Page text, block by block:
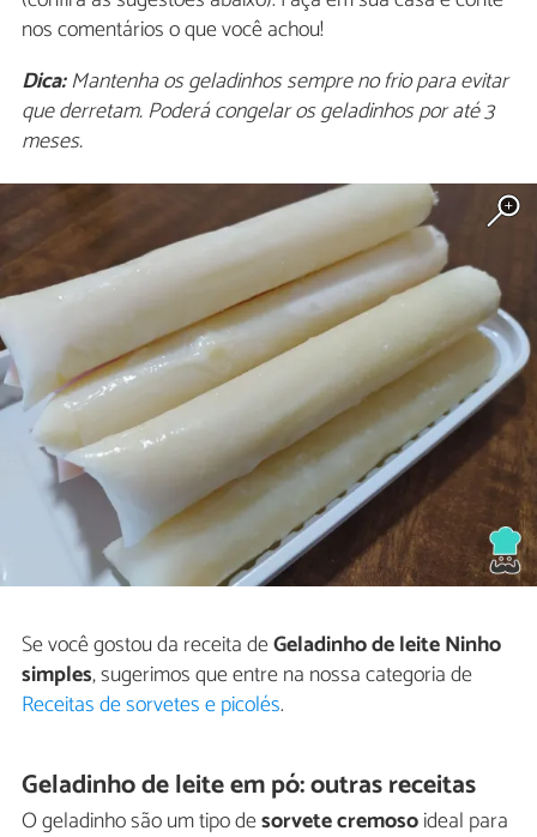
nos comentários o que você achou!
Dica:Mantenha os geladinhos sempre no frio para evitar
que derretam. Poderá congelar os geladinhos por até 3
meses.
Se você gostou da receita deGeladinho de leite Ninho
simples, sugerimos que entre na nossa categoria de
Receitas de sorvetes e picolés.
Geladinho de leite em pó: outras receitas
O geladinho são um tipo desorvete cremosoideal para